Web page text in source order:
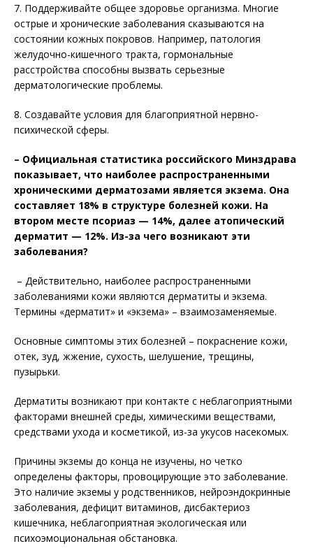
7. Поддерживайте общее здоровье организма. Многие
острые и хронические заболевания сказываются на
состоянии кожных покровов. Например, патология
желудочно-кишечного тракта, гормональные
расстройства способны вызвать серьезные
дерматологические проблемы.
8. Создавайте условия для благоприятной нервно-
психической сферы.
– Официальная статистика российского Минздрава
показывает, что наиболее распространенными
хроническими дерматозами является экзема. Она
составляет 18% в структуре болезней кожи. На
втором месте псориаз — 14%, далее атопический
дерматит — 12%. Из-за чего возникают эти
заболевания?
– Действительно, наиболее распространенными
заболеваниями кожи являются дерматиты и экзема.
Термины «дерматит» и «экзема» – взаимозаменяемые.
Основные симптомы этих болезней – покраснение кожи,
отек, зуд, жжение, сухость, шелушение, трещины,
пузырьки.
Дерматиты возникают при контакте с неблагоприятными
факторами внешней среды, химическими веществами,
средствами ухода и косметикой, из-за укусов насекомых.
Причины экземы до конца не изучены, но четко
определены факторы, провоцирующие это заболевание.
Это наличие экземы у родственников, нейроэндокринные
заболевания, дефицит витаминов, дисбактериоз
кишечника, неблагоприятная экологическая или
психоэмоциональная обстановка.